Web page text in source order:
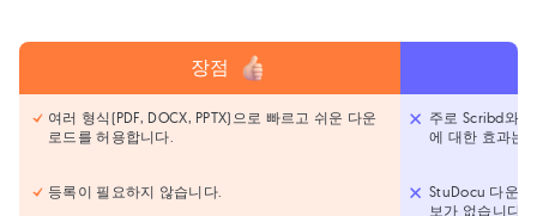
장점
여러 형식(PDF, DOCX, PPTX)으로 빠르고 쉬운 다운
로드를 허용합니다.
등록이 필요하지 않습니다.
주로 Scribd와
에 대한 효과는
StuDocu 다운
보가 없습니다.